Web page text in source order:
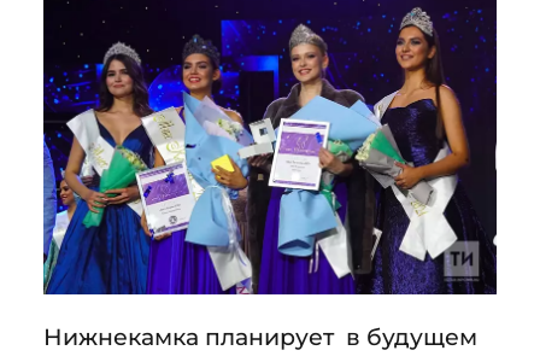
Нижнекамка планирует в будущем